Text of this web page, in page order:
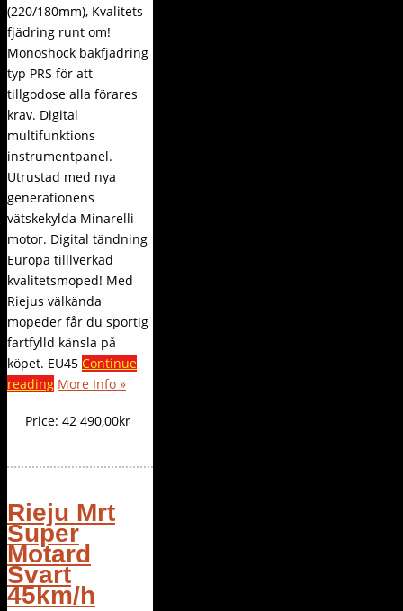
(220/180mm), Kvalitets
fjädring runt om!
Monoshock bakfjädring
typ PRS för att
tillgodose alla förares
krav. Digital
multifunktions
instrumentpanel.
Utrustad med nya
generationens
vätskekylda Minarelli
motor. Digital tändning
Europa tilllverkad
kvalitetsmoped! Med
Riejus välkända
mopeder får du sportig
fartfylld känsla på
köpet. EU45 Continue
reading More Info »
Price: 42 490,00kr
Rieju Mrt
Super
Motard
Svart
45km/h